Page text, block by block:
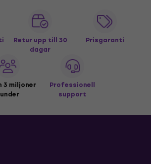
Retur upp till 30
dagar
Prisgaranti
3 miljoner
Professionell
support